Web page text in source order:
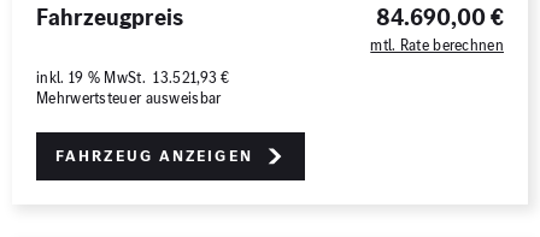
84.690,00 €
mtl. Rate berechnen
Fahrzeugpreis
inkl. 19 % MwSt. 13.521,93 €
Mehrwertsteuer ausweisbar
Fahrzeug anzeigen